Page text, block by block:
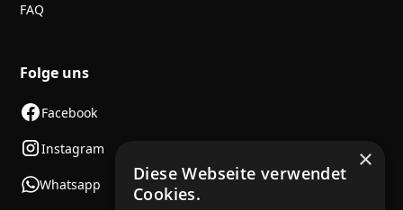
FAQ
Folge uns
Facebook
Instagram
Whatsapp
×
Diese Webseite verwendet
Cookies.